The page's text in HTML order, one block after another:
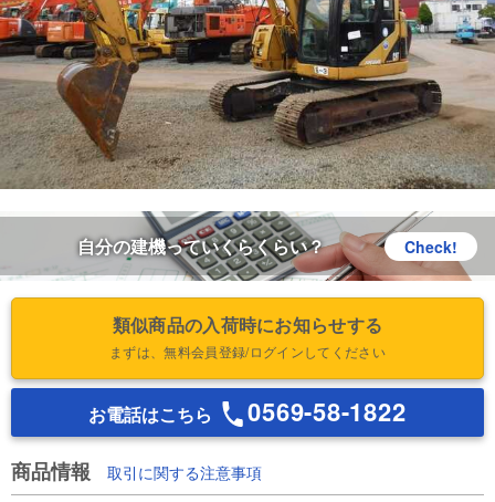
自分の建機っていくらくらい？ Check!
類似商品の入荷時にお知らせする
まずは、無料会員登録/ログインしてください
お電話はこちら 0569-58-1822
商品情報 取引に関する注意事項